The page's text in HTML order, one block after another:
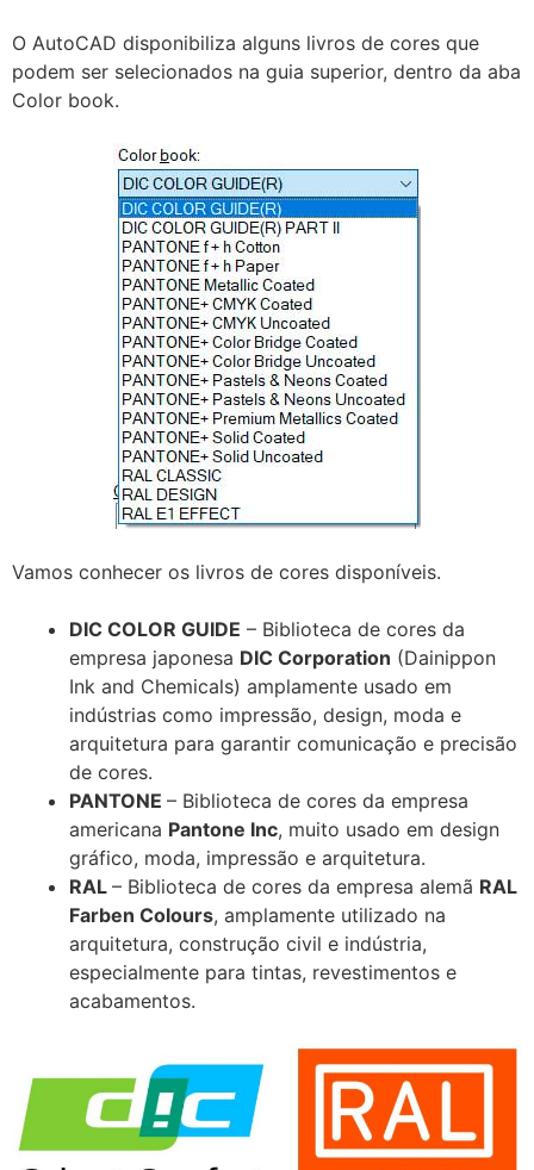
O AutoCAD disponibiliza alguns livros de cores que
podem ser selecionados na guia superior, dentro da aba
Color book.
Vamos conhecer os livros de cores disponíveis.
DIC COLOR GUIDE – Biblioteca de cores da
empresa japonesa DIC Corporation (Dainippon
Ink and Chemicals) amplamente usado em
indústrias como impressão, design, moda e
arquitetura para garantir comunicação e precisão
de cores.
PANTONE – Biblioteca de cores da empresa
americana Pantone Inc, muito usado em design
gráfico, moda, impressão e arquitetura.
RAL – Biblioteca de cores da empresa alemã RAL
Farben Colours, amplamente utilizado na
arquitetura, construção civil e indústria,
especialmente para tintas, revestimentos e
acabamentos.